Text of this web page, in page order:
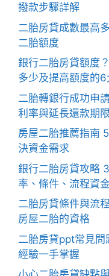
撥款步驟詳解
二胎房貸成數最高
二胎額度
銀行二胎房貸額度
多少及提高額度的6
二胎轉銀行成功申
利率與延長還款期
房屋二胎推薦指南
決資金需求
銀行二胎房貸攻略
率、條件、流程資
二胎房貸條件與流
房屋二胎的資格
二胎房貸ppt常見問
經驗一手掌握